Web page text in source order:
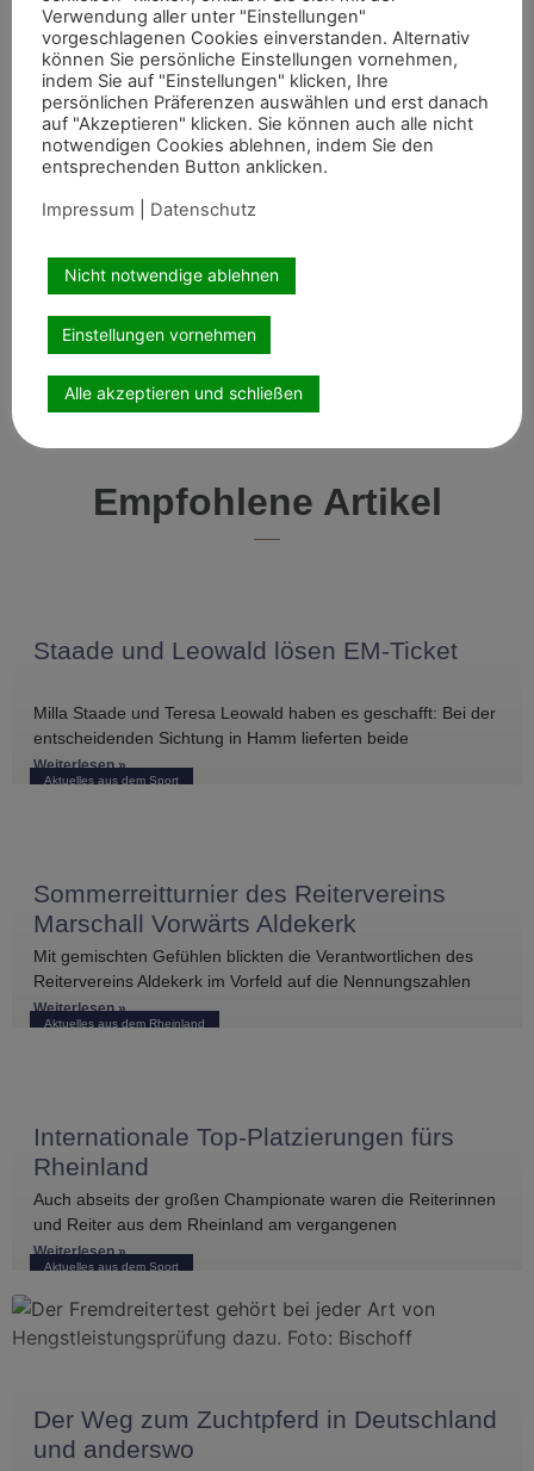
Pferdesports im Kreis Kleve weiterhin engagiert
vertreten.
Stephan Derks
Foto: Stephan Derks
Empfohlene Artikel
Aktuelles aus dem Sport
Staade und Leowald lösen EM-Ticket
Milla Staade und Teresa Leowald haben es geschafft: Bei der
entscheidenden Sichtung in Hamm lieferten beide
Bestleistungen und konnten sich
Weiterlesen »
Aktuelles aus dem Rheinland
Sommerreitturnier des Reitervereins
Marschall Vorwärts Aldekerk
Mit gemischten Gefühlen blickten die Verantwortlichen des
Reitervereins Aldekerk im Vorfeld auf die Nennungszahlen
vergleichbarer Turniere in der näheren Umgebung. Umso
größer war die
Weiterlesen »
Aktuelles aus dem Sport
Internationale Top-Platzierungen fürs
Rheinland
Auch abseits der großen Championate waren die Reiterinnen
und Reiter aus dem Rheinland am vergangenen
Wochenende international erfolgreich unterwegs. Bei
Weiterlesen »
Der Weg zum Zuchtpferd in Deutschland
und anderswo
Verwendung aller unter "Einstellungen"
vorgeschlagenen Cookies einverstanden. Alternativ
können Sie persönliche Einstellungen vornehmen,
indem Sie auf "Einstellungen" klicken, Ihre
persönlichen Präferenzen auswählen und erst danach
auf "Akzeptieren" klicken. Sie können auch alle nicht
notwendigen Cookies ablehnen, indem Sie den
entsprechenden Button anklicken.
Impressum
Datenschutz
Nicht notwendige ablehnen
Einstellungen vornehmen
Alle akzeptieren und schließen